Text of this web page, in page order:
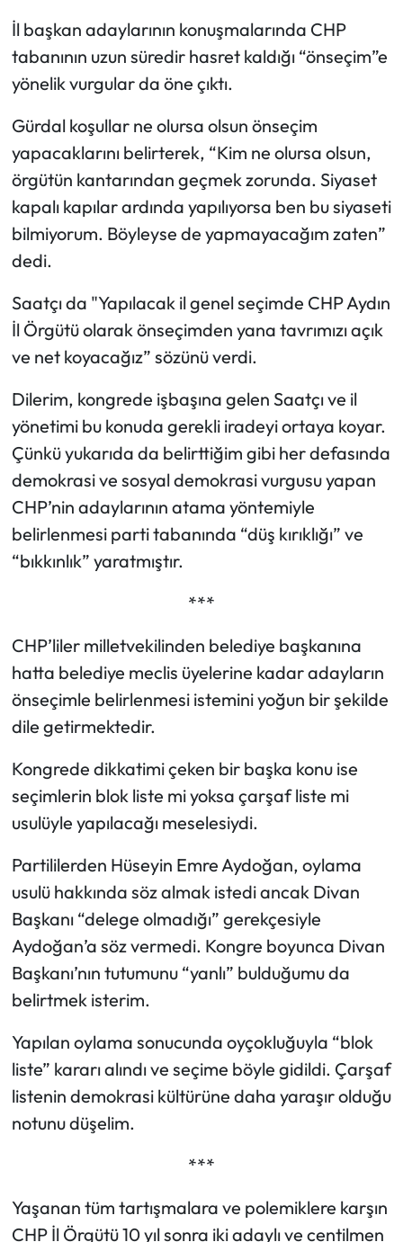
İl başkan adaylarının konuşmalarında CHP
tabanının uzun süredir hasret kaldığı “önseçim”e
yönelik vurgular da öne çıktı.
Gürdal koşullar ne olursa olsun önseçim
yapacaklarını belirterek, “Kim ne olursa olsun,
örgütün kantarından geçmek zorunda. Siyaset
kapalı kapılar ardında yapılıyorsa ben bu siyaseti
bilmiyorum. Böyleyse de yapmayacağım zaten”
dedi.
Saatçı da "Yapılacak il genel seçimde CHP Aydın
İl Örgütü olarak önseçimden yana tavrımızı açık
ve net koyacağız” sözünü verdi.
Dilerim, kongrede işbaşına gelen Saatçı ve il
yönetimi bu konuda gerekli iradeyi ortaya koyar.
Çünkü yukarıda da belirttiğim gibi her defasında
demokrasi ve sosyal demokrasi vurgusu yapan
CHP’nin adaylarının atama yöntemiyle
belirlenmesi parti tabanında “düş kırıklığı” ve
“bıkkınlık” yaratmıştır.
***
CHP’liler milletvekilinden belediye başkanına
hatta belediye meclis üyelerine kadar adayların
önseçimle belirlenmesi istemini yoğun bir şekilde
dile getirmektedir.
Kongrede dikkatimi çeken bir başka konu ise
seçimlerin blok liste mi yoksa çarşaf liste mi
usulüyle yapılacağı meselesiydi.
Partililerden Hüseyin Emre Aydoğan, oylama
usulü hakkında söz almak istedi ancak Divan
Başkanı “delege olmadığı” gerekçesiyle
Aydoğan’a söz vermedi. Kongre boyunca Divan
Başkanı’nın tutumunu “yanlı” bulduğumu da
belirtmek isterim.
Yapılan oylama sonucunda oyçokluğuyla “blok
liste” kararı alındı ve seçime böyle gidildi. Çarşaf
listenin demokrasi kültürüne daha yaraşır olduğu
notunu düşelim.
***
Yaşanan tüm tartışmalara ve polemiklere karşın
CHP İl Örgütü 10 yıl sonra iki adaylı ve centilmen